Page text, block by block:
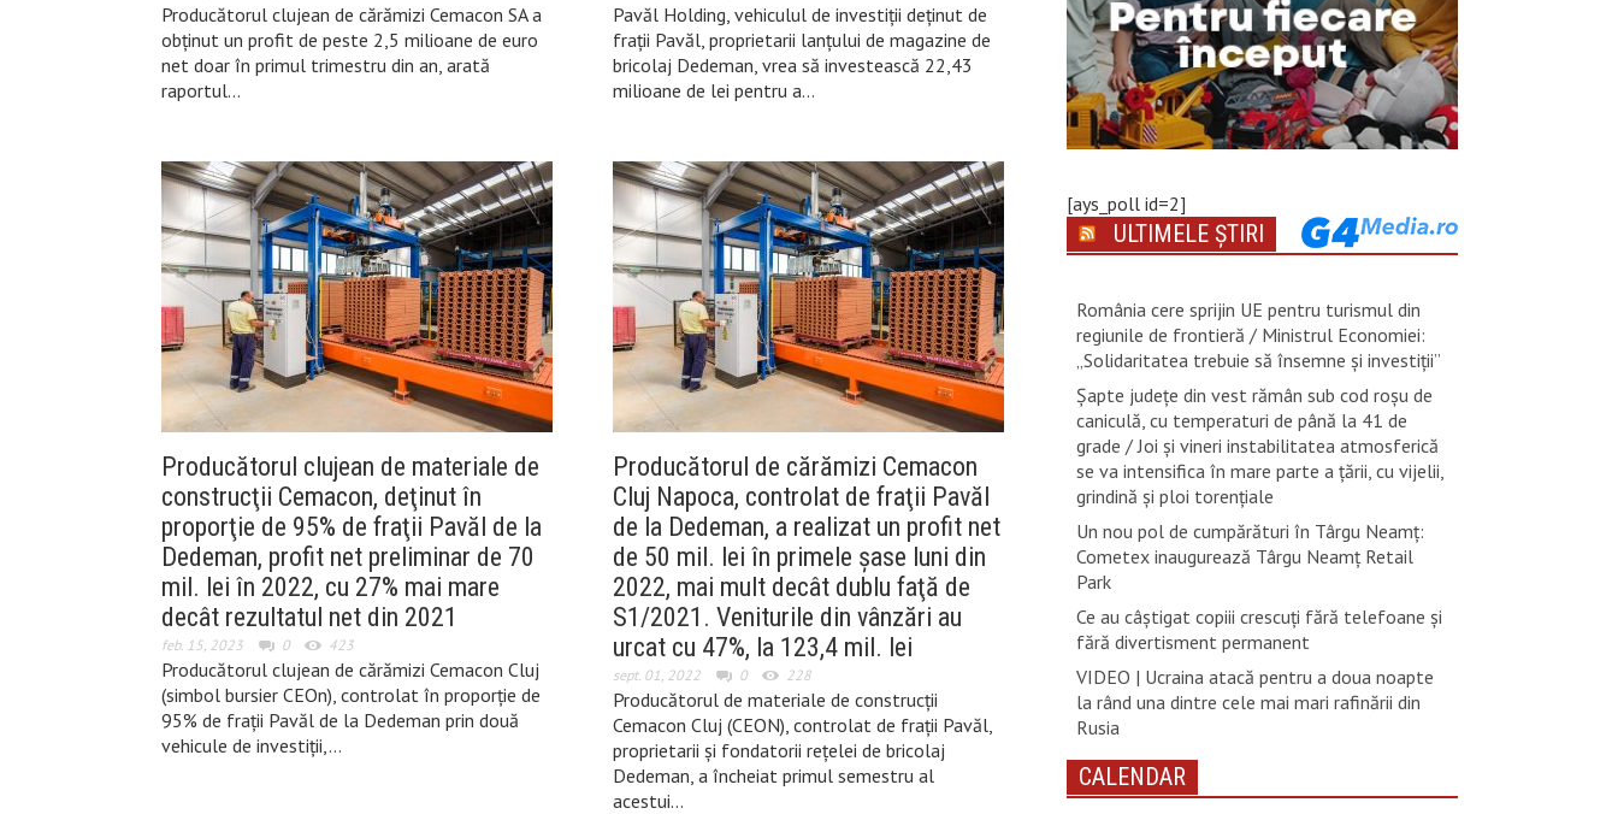
Producătorul clujean de cărămizi Cemacon SA a
obținut un profit de peste 2,5 milioane de euro
net doar în primul trimestru din an, arată
raportul…
Pavăl Holding, vehiculul de investiții deținut de
frații Pavăl, proprietarii lanțului de magazine de
bricolaj Dedeman, vrea să investească 22,43
milioane de lei pentru a…
Producătorul clujean de materiale de
construcţii Cemacon, deţinut în
proporţie de 95% de fraţii Pavăl de la
Dedeman, profit net preliminar de 70
mil. lei în 2022, cu 27% mai mare
decât rezultatul net din 2021
feb. 15, 2023 0 423
Producătorul clujean de cărămizi Cemacon Cluj
(simbol bursier CEOn), controlat în proporţie de
95% de fraţii Pavăl de la Dedeman prin două
vehicule de investiţii,…
Producătorul de cărămizi Cemacon
Cluj Napoca, controlat de fraţii Pavăl
de la Dedeman, a realizat un profit net
de 50 mil. lei în primele şase luni din
2022, mai mult decât dublu faţă de
S1/2021. Veniturile din vânzări au
urcat cu 47%, la 123,4 mil. lei
sept. 01, 2022 0 228
Producătorul de materiale de construcţii
Cemacon Cluj (CEON), controlat de fraţii Pavăl,
proprietarii şi fondatorii reţelei de bricolaj
Dedeman, a încheiat primul semestru al
acestui…
[ays_poll id=2]
ULTIMELE ȘTIRI
România cere sprijin UE pentru turismul din
regiunile de frontieră / Ministrul Economiei:
„Solidaritatea trebuie să însemne și investiții”
Șapte județe din vest rămân sub cod roșu de
caniculă, cu temperaturi de până la 41 de
grade / Joi și vineri instabilitatea atmosferică
se va intensifica în mare parte a țării, cu vijelii,
grindină și ploi torențiale
Un nou pol de cumpărături în Târgu Neamț:
Cometex inaugurează Târgu Neamț Retail
Park
Ce au câștigat copiii crescuți fără telefoane și
fără divertisment permanent
VIDEO | Ucraina atacă pentru a doua noapte
la rând una dintre cele mai mari rafinării din
Rusia
CALENDAR